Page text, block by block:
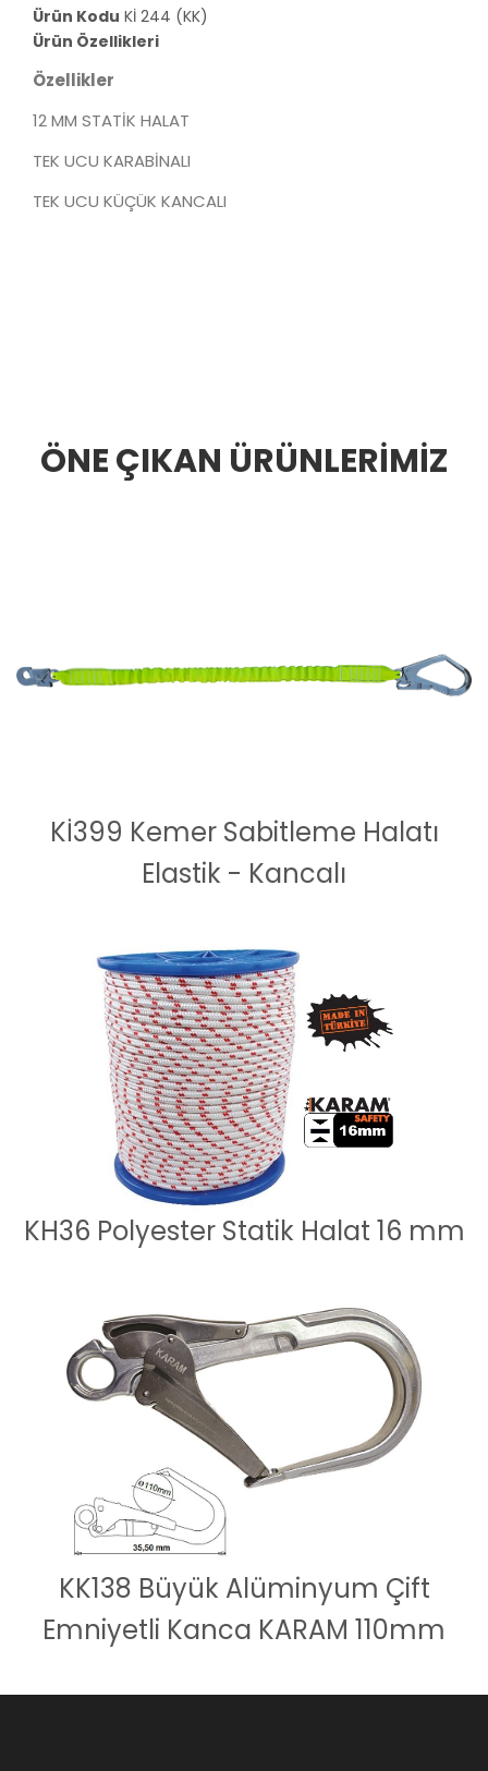
Ürün Kodu Kİ 244 (KK)
Ürün Özellikleri
Özellikler
12 MM STATİK HALAT
TEK UCU KARABİNALI
TEK UCU KÜÇÜK KANCALI
ÖNE ÇIKAN ÜRÜNLERİMİZ
Kİ399 Kemer Sabitleme Halatı
Elastik - Kancalı
KH36 Polyester Statik Halat 16 mm
KK138 Büyük Alüminyum Çift
Emniyetli Kanca KARAM 110mm